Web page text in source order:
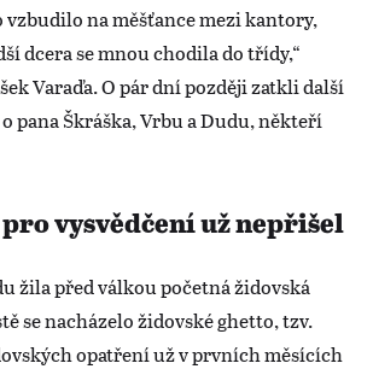
vzbudilo na měšťance mezi kantory,
dcera se mnou chodila do třídy,“
Varaďa. O pár dní později zatkli další
pana Škráška, Vrbu a Dudu, někteří
vysvědčení už nepřišel
žila před válkou početná židovská
se nacházelo židovské ghetto, tzv.
opatření už v prvních měsících